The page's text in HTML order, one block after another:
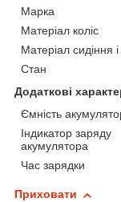
Марка
Матеріал коліс
Матеріал сидіння
Стан
Додаткові
Ємність
Індикатор заряду
акумулятора
Час зарядки
Приховати